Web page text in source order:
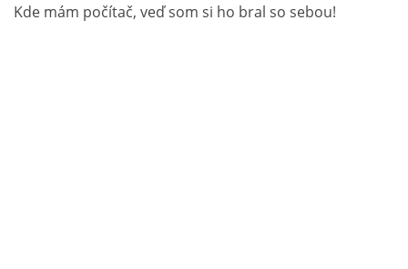
Kde mám počítač, veď som si ho bral so sebou!